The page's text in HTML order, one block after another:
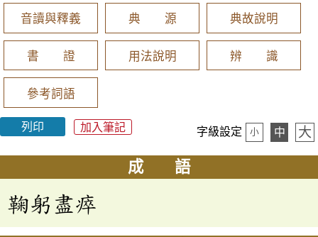
音讀與釋義 典 源 典故說明
書 證 用法說明 辨 識
參考詞語
列印 加入筆記 字級設定 小 中 大
成 語
鞠躬盡瘁